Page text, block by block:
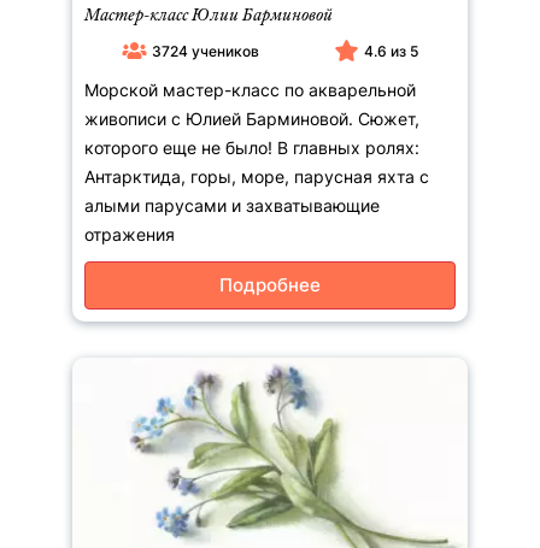
Мастер-класс Юлии Барминовой
3724 учеников 4.6 из 5
Морской мастер-класс по акварельной
живописи с Юлией Барминовой. Сюжет,
которого еще не было! В главных ролях:
Антарктида, горы, море, парусная яхта с
алыми парусами и захватывающие
отражения
Подробнее